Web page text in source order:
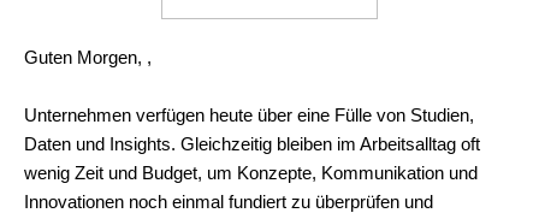
Guten Morgen, ,
Unternehmen verfügen heute über eine Fülle von Studien,
Daten und Insights. Gleichzeitig bleiben im Arbeitsalltag oft
wenig Zeit und Budget, um Konzepte, Kommunikation und
Innovationen noch einmal fundiert zu überprüfen und